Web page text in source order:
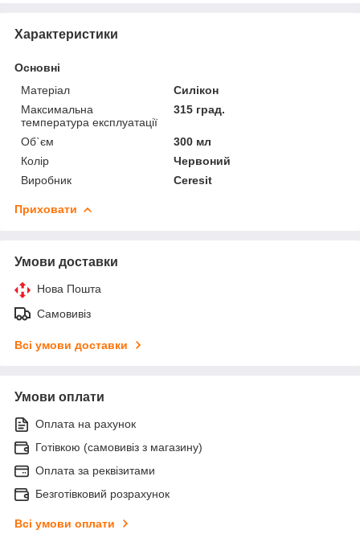
Характеристики
Основні
Матеріал
Силікон
Максимальна
температура експлуатації
315 град.
Об`єм
300 мл
Колір
Червоний
Виробник
Ceresit
Приховати
Умови доставки
Нова Пошта
Самовивіз
Всі умови доставки
Умови оплати
Оплата на рахунок
Готівкою (самовивіз з магазину)
Оплата за реквізитами
Безготівковий розрахунок
Всі умови оплати